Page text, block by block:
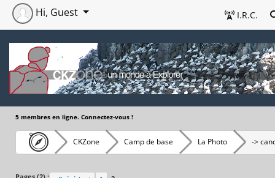
I.R.C.
Hi, Guest
5 membres en ligne. Connectez-vous !
CKZone Camp de base La Photo ->